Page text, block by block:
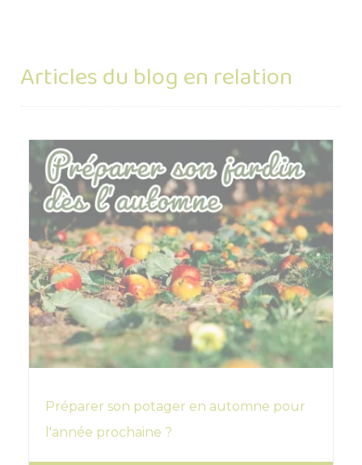
Articles du blog en relation
Préparer son potager en automne pour
l'année prochaine ?